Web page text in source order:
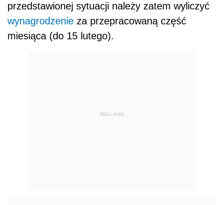
przedstawionej sytuacji należy zatem wyliczyć
wynagrodzenie za przepracowaną część
miesiąca (do 15 lutego).
REKLAMA